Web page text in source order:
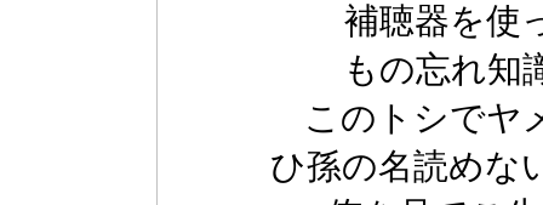
補聴器を使
もの忘れ知
このトシでヤ
ひ孫の名読めな